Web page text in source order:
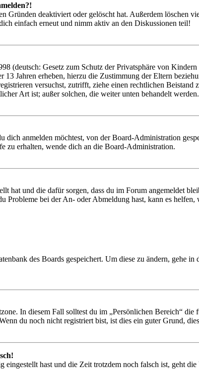
Gründen deaktiviert oder gelöscht hat. Außerdem löschen
einfach erneut und nimm aktiv an den Diskussionen teil!
(deutsch: Gesetz zum Schutz der Privatsphäre von
Jahren erheben, hierzu die Zustimmung der Eltern
versuchst, zutrifft, ziehe einen rechtlichen Beistand
Art ist; außer solchen, die weiter unten behandelt werden.
dich anmelden möchtest, von der Board-Administration
zu erhalten, wende dich an die Board-Administration.
hat und die dafür sorgen, dass du im Forum angemeldet
Probleme bei der An- oder Abmeldung hast, kann es
des Boards gespeichert. Um diese zu ändern, gehe
In diesem Fall solltest du im „Persönlichen Bereich“
du noch nicht registriert bist, ist dies ein guter Grund,
hast und die Zeit trotzdem noch falsch ist, geht